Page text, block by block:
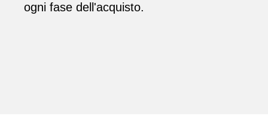
ogni fase dell'acquisto.